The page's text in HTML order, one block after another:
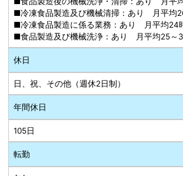
■冷凍食品製造及び機械清掃：あり 月平均
■冷凍食品製造に係る業務：あり 月平均24
■食品製造及び機械洗浄：あり 月平均25～
休日
日、祝、その他（週休2日制）
年間休日
105日
転勤